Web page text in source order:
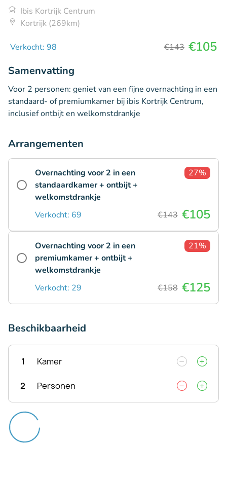
Ibis Kortrijk Centrum
Kortrijk (269km)
Verkocht: 98 €143 €105
Samenvatting
Voor 2 personen: geniet van een fijne overnachting in een
standaard- of premiumkamer bij ibis Kortrijk Centrum,
inclusief ontbijt en welkomstdrankje
Arrangementen
Overnachting voor 2 in een
standaardkamer + ontbijt +
welkomstdrankje
27%
Verkocht: 69 €143 €105
Overnachting voor 2 in een
premiumkamer + ontbijt +
welkomstdrankje
21%
Verkocht: 29 €158 €125
Beschikbaarheid
1 Kamer
2 Personen